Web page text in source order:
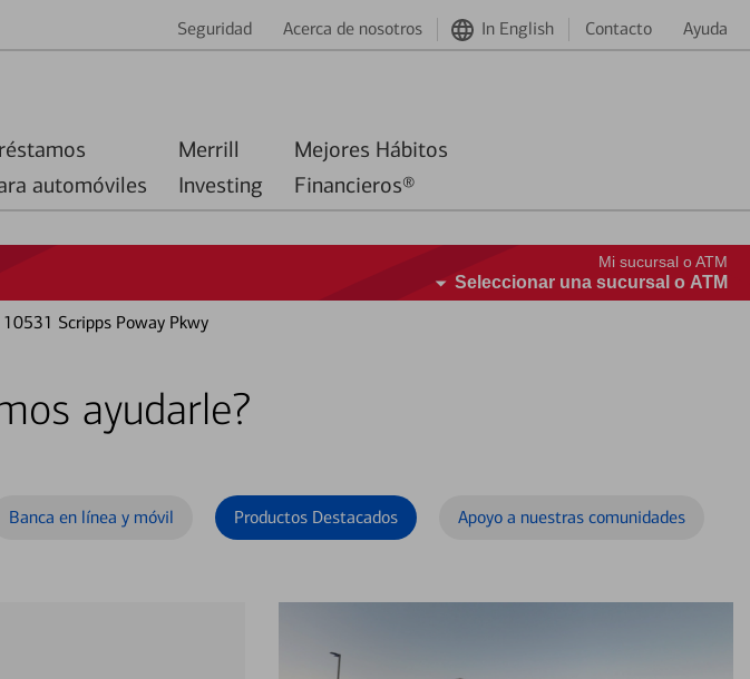
Seguridad Acerca de nosotros In English Contacto Ayuda
automóviles
Merrill
Investing
Mejores Hábitos
Financieros®
Mi sucursal o ATM
Seleccionar una sucursal o ATM
Scripps Poway Pkwy
ayudarle?
Banca en línea y móvil Productos Destacados Apoyo a nuestras comunidades